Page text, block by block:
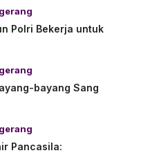
Polri Bekerja untuk
bayang Sang
Pancasila: